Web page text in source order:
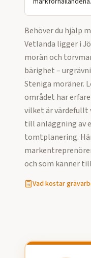
Behöver du hjälp
Vetlanda ligger i
morän och
bärighet –
Steniga moräner.
området har
vilket är värdefullt
till anläggning av
tomtplanering.
och som känner
Vad kostar